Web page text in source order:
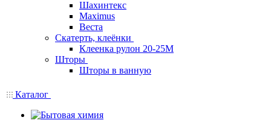
Шахинтекс
Maximus
Веста
Скатерть, клеёнки
Клеенка рулон 20-25М
Шторы
Шторы в ванную
Каталог